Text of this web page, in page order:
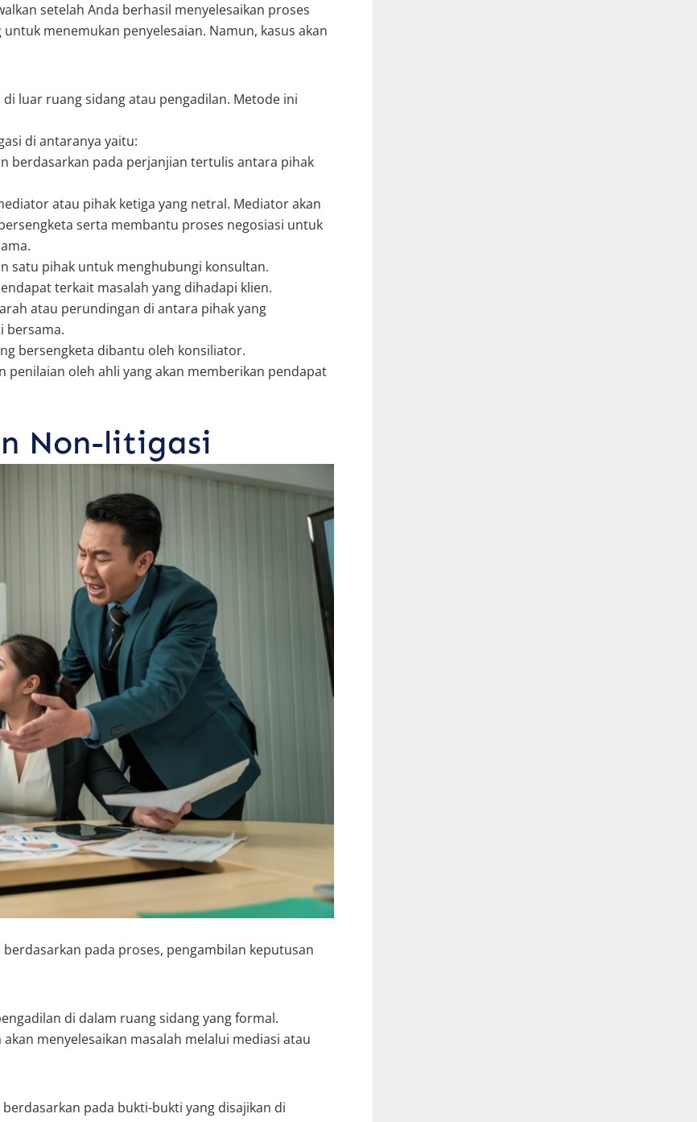
setelah Anda berhasil menyelesaikan proses
menemukan penyelesaian. Namun, kasus akan
luar ruang sidang atau pengadilan. Metode ini
di antaranya yaitu:
berdasarkan pada perjanjian tertulis antara pihak
atau pihak ketiga yang netral. Mediator akan
serta membantu proses negosiasi untuk
satu pihak untuk menghubungi konsultan.
terkait masalah yang dihadapi klien.
atau perundingan di antara pihak yang
bersama.
bersengketa dibantu oleh konsiliator.
penilaian oleh ahli yang akan memberikan pendapat
Non-litigasi
berdasarkan pada proses, pengambilan keputusan
di dalam ruang sidang yang formal.
menyelesaikan masalah melalui mediasi atau
pada bukti-bukti yang disajikan di